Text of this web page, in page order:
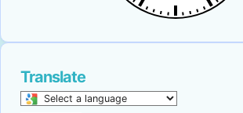
Translate
Select